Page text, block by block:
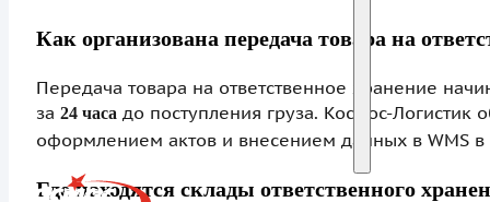
Как организована передача товара на
Передача товара на ответственное хранение
за 24 часа до поступления груза. Космос-Логистик
оформлением актов и внесением данных в WMS
Где находятся склады ответственного